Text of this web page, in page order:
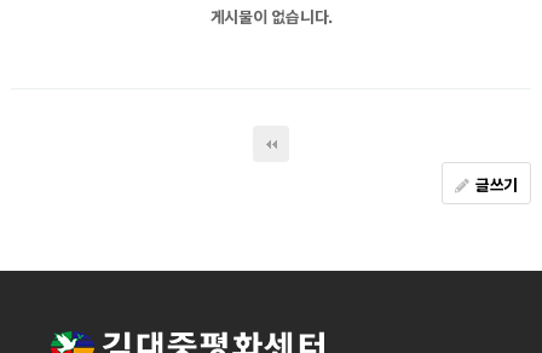
게시물이 없습니다.
글쓰기